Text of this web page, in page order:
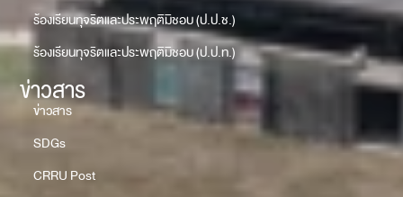
ร้องเรียนทุจริตและประพฤติมิชอบ (ป.ป.ช.)
ร้องเรียนทุจริตและประพฤติมิชอบ (ป.ป.ท.)
ข่าวสาร
ข่าวสาร
SDGs
CRRU Post